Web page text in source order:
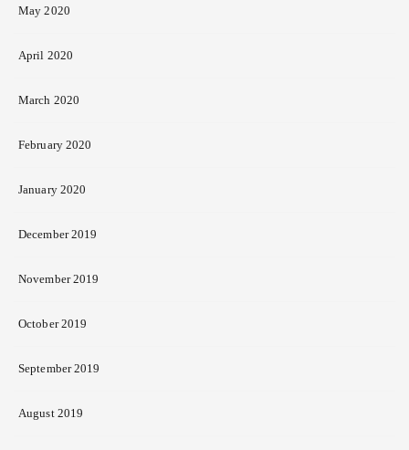
May 2020
April 2020
March 2020
February 2020
January 2020
December 2019
November 2019
October 2019
September 2019
August 2019